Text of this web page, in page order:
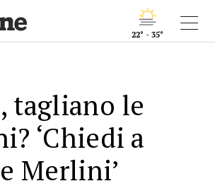
22° - 35°
tagliano le
‘Chiedi a
Merlini’